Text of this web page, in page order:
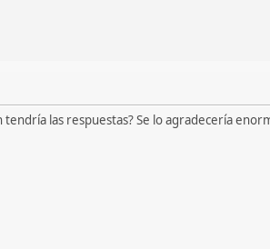
las respuestas? Se lo agradecería